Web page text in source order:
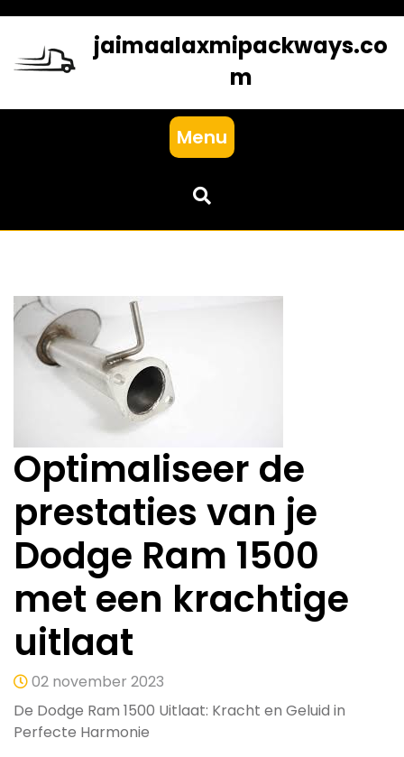
content
jaimaalaxmipackways.co
m
Menu
Optimaliseer de
prestaties van je
Dodge Ram 1500
met een krachtige
uitlaat
02 november 2023
De Dodge Ram 1500 Uitlaat: Kracht en Geluid in
Perfecte Harmonie